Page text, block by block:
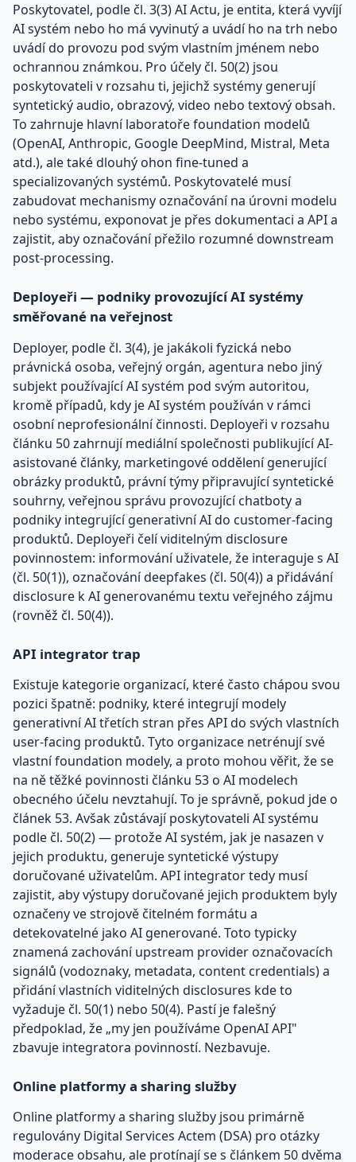
Poskytovatel, podle čl. 3(3) AI Actu, je entita, která vyvíjí
AI systém nebo ho má vyvinutý a uvádí ho na trh nebo
uvádí do provozu pod svým vlastním jménem nebo
ochrannou známkou. Pro účely čl. 50(2) jsou
poskytovateli v rozsahu ti, jejichž systémy generují
syntetický audio, obrazový, video nebo textový obsah.
To zahrnuje hlavní laboratoře foundation modelů
(OpenAI, Anthropic, Google DeepMind, Mistral, Meta
atd.), ale také dlouhý ohon fine-tuned a
specializovaných systémů. Poskytovatelé musí
zabudovat mechanismy označování na úrovni modelu
nebo systému, exponovat je přes dokumentaci a API a
zajistit, aby označování přežilo rozumné downstream
post-processing.
Deployeři — podniky provozující AI systémy
směřované na veřejnost
Deployer, podle čl. 3(4), je jakákoli fyzická nebo
právnická osoba, veřejný orgán, agentura nebo jiný
subjekt používající AI systém pod svým autoritou,
kromě případů, kdy je AI systém používán v rámci
osobní neprofesionální činnosti. Deployeři v rozsahu
článku 50 zahrnují mediální společnosti publikující AI-
asistované články, marketingové oddělení generující
obrázky produktů, právní týmy připravující syntetické
souhrny, veřejnou správu provozující chatboty a
podniky integrující generativní AI do customer-facing
produktů. Deployeři čelí viditelným disclosure
povinnostem: informování uživatele, že interaguje s AI
(čl. 50(1)), označování deepfakes (čl. 50(4)) a přidávání
disclosure k AI generovanému textu veřejného zájmu
(rovněž čl. 50(4)).
API integrator trap
Existuje kategorie organizací, které často chápou svou
pozici špatně: podniky, které integrují modely
generativní AI třetích stran přes API do svých vlastních
user-facing produktů. Tyto organizace netrénují své
vlastní foundation modely, a proto mohou věřit, že se
na ně těžké povinnosti článku 53 o AI modelech
obecného účelu nevztahují. To je správně, pokud jde o
článek 53. Avšak zůstávají poskytovateli AI systému
podle čl. 50(2) — protože AI systém, jak je nasazen v
jejich produktu, generuje syntetické výstupy
doručované uživatelům. API integrator tedy musí
zajistit, aby výstupy doručované jejich produktem byly
označeny ve strojově čitelném formátu a
detekovatelné jako AI generované. Toto typicky
znamená zachování upstream provider označovacích
signálů (vodoznaky, metadata, content credentials) a
přidání vlastních viditelných disclosures kde to
vyžaduje čl. 50(1) nebo 50(4). Pastí je falešný
předpoklad, že „my jen používáme OpenAI API"
zbavuje integratora povinností. Nezbavuje.
Online platformy a sharing služby
Online platformy a sharing služby jsou primárně
regulovány Digital Services Actem (DSA) pro otázky
moderace obsahu, ale protínají se s článkem 50 dvěma